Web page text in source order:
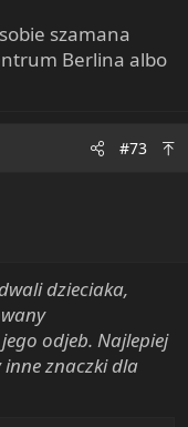
szamana
Berlina albo
#73
dzieciaka,
odjeb. Najlepiej
inne znaczki dla